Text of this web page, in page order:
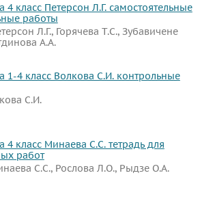
4 класс Петерсон Л.Г. самостоятельные
работы
Л.Г., Горячева Т.С., Зубавичене
А.А.
1-4 класс Волкова С.И. контрольные
С.И.
4 класс Минаева С.С. тетрадь для
работ
С.С., Рослова Л.О., Рыдзе О.А.